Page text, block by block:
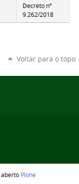
Decreto nº
9.262/2018
Voltar para o topo
aberto Plone